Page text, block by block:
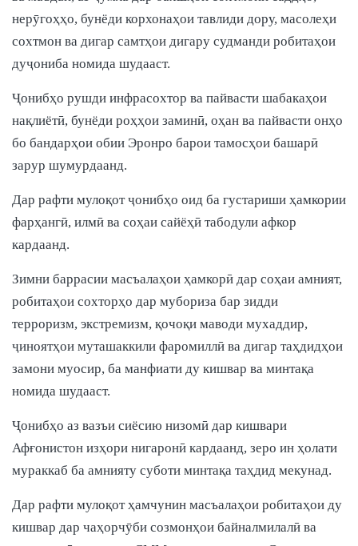
нерӯгоҳҳо, бунёди корхонаҳои тавлиди дору, масолеҳи
сохтмон ва дигар самтҳои дигару судманди робитаҳои
дуҷониба номида шудааст.
Ҷонибҳо рушди инфрасохтор ва пайвасти шабакаҳои
нақлиётӣ, бунёди роҳҳои заминӣ, оҳан ва пайвасти онҳо
бо бандарҳои обии Эронро барои тамосҳои башарӣ
зарур шумурдаанд.
Дар рафти мулоқот ҷонибҳо оид ба густариши ҳамкории
фарҳангӣ, илмӣ ва соҳаи сайёҳӣ табодули афкор
кардаанд.
Зимни баррасии масъалаҳои ҳамкорӣ дар соҳаи амният,
робитаҳои сохторҳо дар мубориза бар зидди
терроризм, экстремизм, қочоқи маводи мухаддир,
ҷиноятҳои муташаккили фаромиллӣ ва дигар таҳдидҳои
замони муосир, ба манфиати ду кишвар ва минтақа
номида шудааст.
Ҷонибҳо аз вазъи сиёсию низомӣ дар кишвари
Афғонистон изҳори нигаронӣ кардаанд, зеро ин ҳолати
мураккаб ба амнияту суботи минтақа таҳдид мекунад.
Дар рафти мулоқот ҳамчунин масъалаҳои робитаҳои ду
кишвар дар чаҳорчӯби созмонҳои байналмилалӣ ва